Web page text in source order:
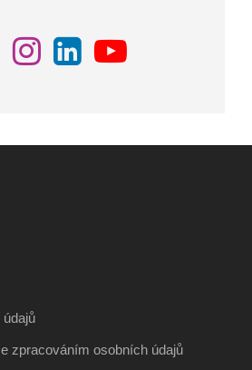
zpracováním osobních údajů